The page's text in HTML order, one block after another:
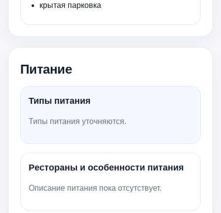
крытая парковка
Питание
Типы питания
Типы питания уточняются.
Рестораны и особенности питания
Описание питания пока отсутствует.